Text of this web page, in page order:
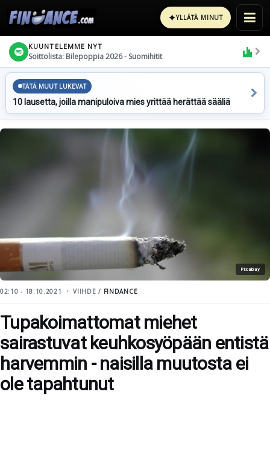
✦YLLÄTÄ MINUT
KUUNTELEMME NYT
Soittolista: Bilepoppia 2026 - Suomihitit
TÄTÄ MUUT LUKEVAT
10 lausetta, joilla manipuloiva mies yrittää herättää sääliä
Pixabay
02:10 - 18.10.2021 VIIHDE / FINDANCE
Tupakoimattomat miehet
sairastuvat keuhkosyöpään entistä
harvemmin - naisilla muutosta ei
ole tapahtunut